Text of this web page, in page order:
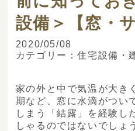
設備＞【窓・
2020/05/08
カテゴリー：住宅設備・
家の外と中で気温が大き
期など、窓に水滴がつい
しまう「結露」を経験し
しゃるのではないでしょ